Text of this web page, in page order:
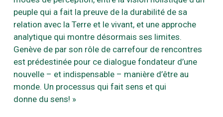
peuple qui a fait la preuve de la durabilité de sa
relation avec la Terre et le vivant, et une approche
analytique qui montre désormais ses limites.
Genève de par son rôle de carrefour de rencontres
est prédestinée pour ce dialogue fondateur d’une
nouvelle – et indispensable – manière d’être au
monde. Un processus qui fait sens et qui
donne du sens! »